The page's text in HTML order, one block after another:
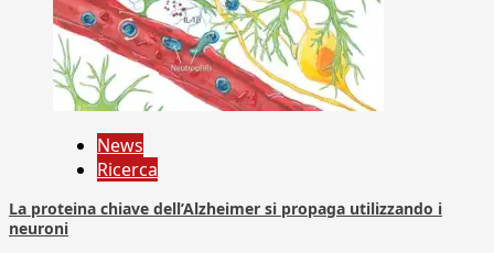
News
Ricerca
La proteina chiave dell’Alzheimer si propaga utilizzando i
neuroni